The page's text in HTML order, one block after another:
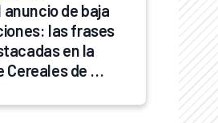
anuncio de baja
las frases
en la
Cereales de